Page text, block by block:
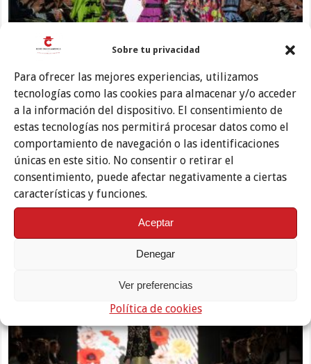
Sobre tu privacidad
Para ofrecer las mejores experiencias, utilizamos
tecnologías como las cookies para almacenar y/o acceder
a la información del dispositivo. El consentimiento de
estas tecnologías nos permitirá procesar datos como el
comportamiento de navegación o las identificaciones
únicas en este sitio. No consentir o retirar el
consentimiento, puede afectar negativamente a ciertas
características y funciones.
Aceptar
Denegar
Ver preferencias
Política de cookies
Pablo Retamero y Juanjo Bernal | We love flamenco 2025
Carmen Acedo | We love flamenco 2025